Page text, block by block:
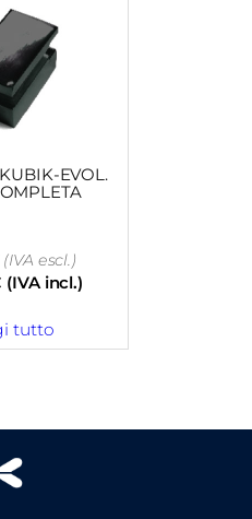
EVOL.
(IVA escl.)
(IVA incl.)
tutto